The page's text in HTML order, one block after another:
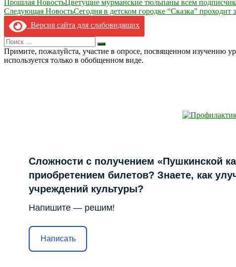
Навигация
по
записям
Прошлая НовостьЦветущие мурманские тюльпаны всем
Следующая НовостьСегодня в детском городке “Сказка”
Версия сайта для слабовидящих
Search
for:
Искать
Примите, пожалуйста, участие в опросе, посвященном изучению
используется только в обобщенном виде.
Сложности с получением «Пушкинской
приобретением билетов? Знаете, как
учреждений культуры?
Напишите — решим!
Написать